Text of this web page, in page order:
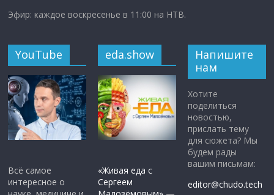
Эфир: каждое воскресенье в 11:00 на НТВ.
YouTube
Всё самое
интересное о
eda.show
«Живая еда с
Сергеем
Напишите
нам
Хотите
поделиться
новостью,
прислать тему
для сюжета? Мы
будем рады
вашим письмам:
editor@chudo.tech